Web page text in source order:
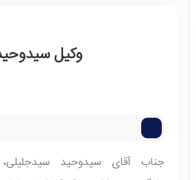
وکیل
جناب آقای سیدوحید